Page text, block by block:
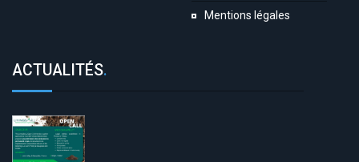
Mentions légales
ACTUALITÉS.